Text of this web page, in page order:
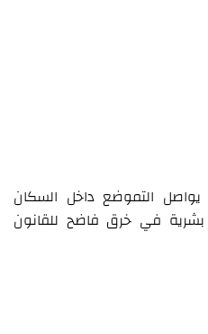
التموضع داخل السكان
بشرية في خرق فاضح للقانون